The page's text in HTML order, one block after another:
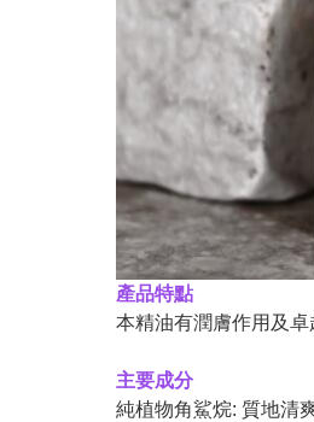
產品特點
本精油有潤膚作用及
主要成分
純植物角鯊烷: 質地清